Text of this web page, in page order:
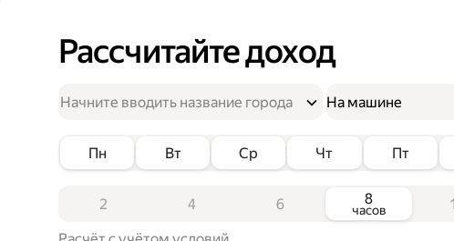
Рассчитайте доход
На машине
Пн Вт Ср Чт Пт
2 4 6 8
часов